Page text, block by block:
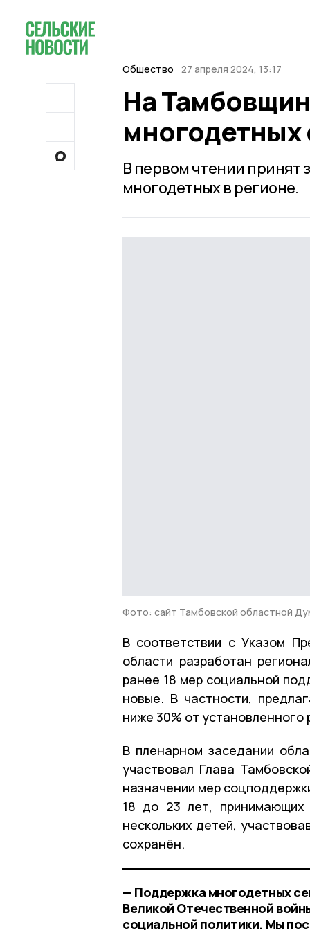
Общество 27 апреля 2024, 13:17
На
многодетных
В первом чтении принят
многодетных в регионе.
Фото: сайт Тамбовской областной
В соответствии с Указом
области разработан
ранее 18 мер социальной
новые. В частности,
ниже 30% от установленного
В пленарном заседании
участвовал Глава
назначении мер
18 до 23 лет,
нескольких детей,
сохранён.
— Поддержка многодетных
Великой Отечественной
социальной политики. Мы